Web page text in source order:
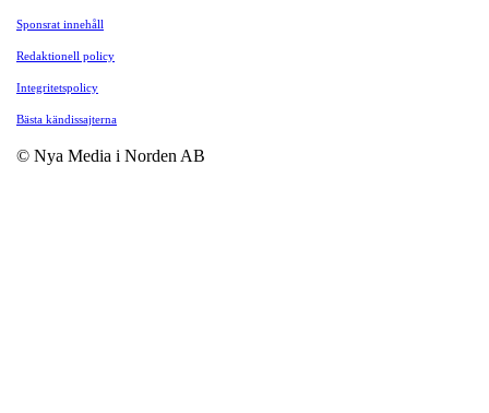
Sponsrat innehåll
Redaktionell policy
Integritetspolicy
Bästa kändissajterna
© Nya Media i Norden AB